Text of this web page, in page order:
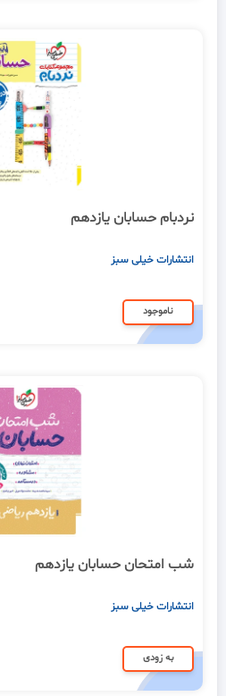
نردبام حسابان یازدهم
انتشارات خیلی سبز
ناموجود
شب امتحان حسابان یازدهم
انتشارات خیلی سبز
به زودی